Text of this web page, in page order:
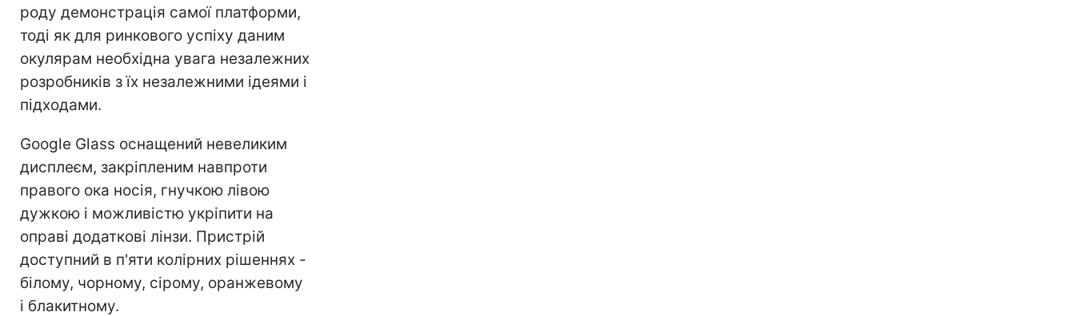
роду демонстрація самої платформи,
тоді як для ринкового успіху даним
окулярам необхідна увага незалежних
розробників з їх незалежними ідеями і
підходами.
Google Glass оснащений невеликим
дисплеєм, закріпленим навпроти
правого ока носія, гнучкою лівою
дужкою і можливістю укріпити на
оправі додаткові лінзи. Пристрій
доступний в п'яти колірних рішеннях -
білому, чорному, сірому, оранжевому
і блакитному.